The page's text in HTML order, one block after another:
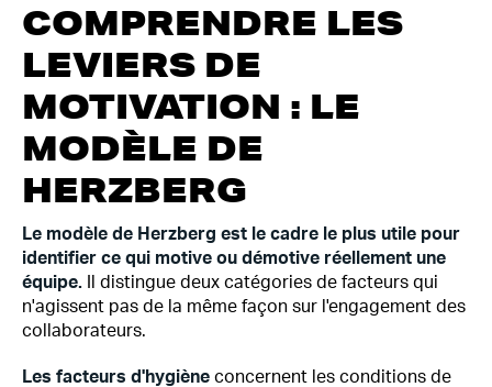
COMPRENDRE LES
LEVIERS DE
MOTIVATION : LE
MODÈLE DE
HERZBERG
Le modèle de Herzberg est le cadre le plus utile pour
identifier ce qui motive ou démotive réellement une
équipe. Il distingue deux catégories de facteurs qui
n'agissent pas de la même façon sur l'engagement des
collaborateurs.
Les facteurs d'hygiène concernent les conditions de